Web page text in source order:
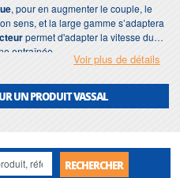
, pour en augmenter le couple, le
sens, et la large gamme s’adaptera
permet d'adapter la vitesse du
entraînée.
Voir plus de détails
UN PRODUIT VASSAL
RECHERCHER